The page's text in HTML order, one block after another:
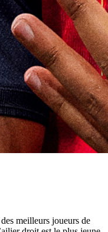
meilleurs joueurs de